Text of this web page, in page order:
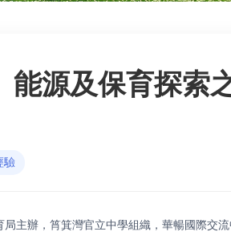
能源及保育探索
驗
主辦，筲箕灣官立中學組織，華暢國際交